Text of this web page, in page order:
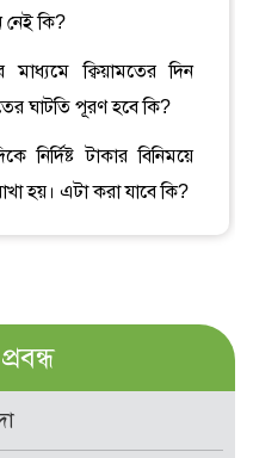
নেই কি?
মাধ্যমে ক্বিয়ামতের দিন
ঘাটতি পূরণ হবে কি?
টাকার বিনিময়ে
হয়। এটা করা যাবে কি?